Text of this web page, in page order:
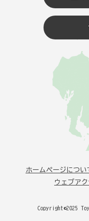
ホームページについ
ウェブア
Copyright©2025